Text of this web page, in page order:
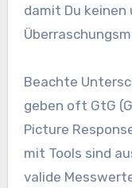
damit Du keinen
Beachte
geben oft GtG
Picture
mit Tools sind
valide